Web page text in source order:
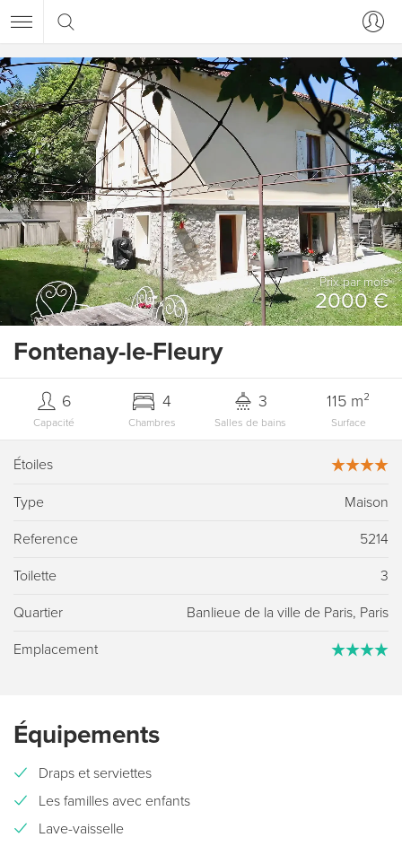
Prix ​​par mois
2000 €
Fontenay-le-Fleury
Capacité
6
Chambres
4
Salles de bains
3
Surface
115 m²
Étoiles
Type Maison
Reference 5214
Toilette 3
Quartier Banlieue de la ville de Paris, Paris
Emplacement
Équipements
Draps et serviettes
Les familles avec enfants
Lave-vaisselle